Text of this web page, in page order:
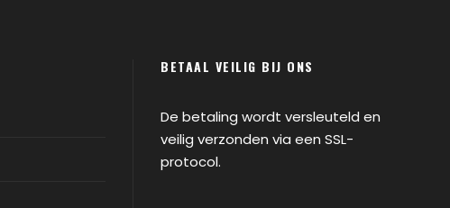
BETAAL VEILIG BIJ ONS
De betaling wordt versleuteld en
veilig verzonden via een SSL-
protocol.